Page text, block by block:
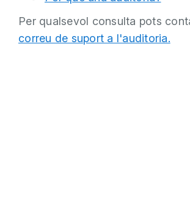
Per qualsevol consulta pots
correu de suport a l'auditoria.